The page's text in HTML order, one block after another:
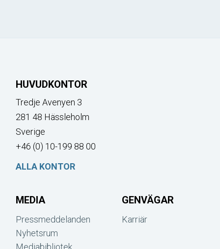
HUVUDKONTOR
Tredje Avenyen 3
281 48 Hässleholm
Sverige
+46 (0) 10-199 88 00
ALLA KONTOR
MEDIA
Pressmeddelanden
Nyhetsrum
Mediabibliotek
GENVÄGAR
Karriär